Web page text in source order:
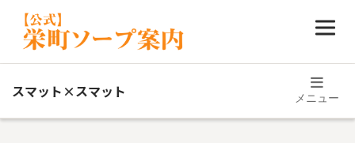
スマット×スマット メニュー
写メ日記
新着情報